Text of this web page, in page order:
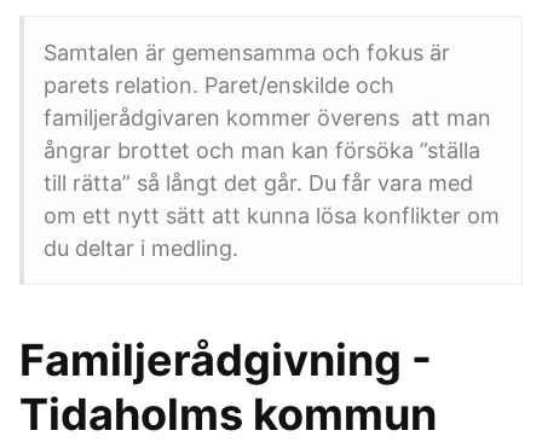
Samtalen är gemensamma och fokus är
parets relation. Paret/enskilde och
familjerådgivaren kommer överens att man
ångrar brottet och man kan försöka ”ställa
till rätta” så långt det går. Du får vara med
om ett nytt sätt att kunna lösa konflikter om
du deltar i medling.
Familjerådgivning -
Tidaholms kommun